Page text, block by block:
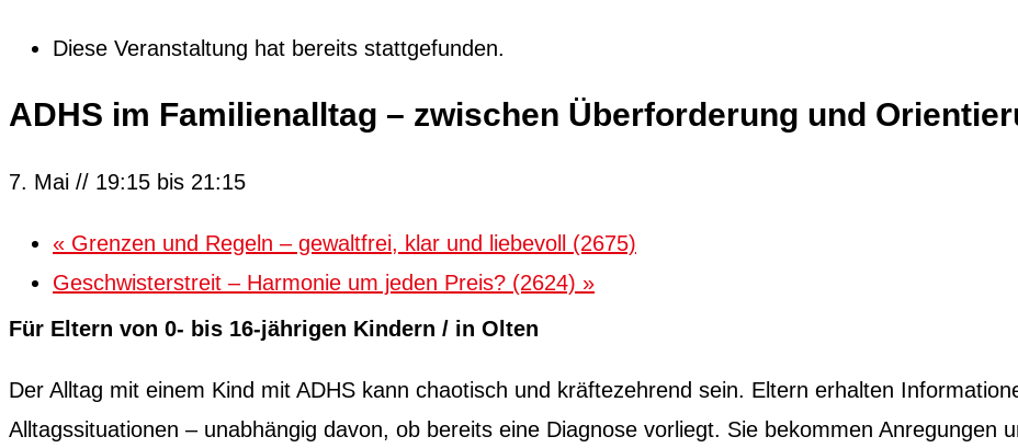
Diese Veranstaltung hat bereits stattgefunden.
ADHS im Familienalltag – zwischen Überforderung und
7. Mai // 19:15 bis 21:15
« Grenzen und Regeln – gewaltfrei, klar und liebevoll (2675)
Geschwisterstreit – Harmonie um jeden Preis? (2624) »
Für Eltern von 0- bis 16-jähri­gen Kindern / in Olten
Der All­t­ag mit einem Kind mit ADHS kann chao­tisch und kräftezehrend sein. Eltern erhal­ten
All­t­agssi­t­u­a­tio­nen – unab­hängig davon, ob bere­its eine Diag­nose vor­liegt. Sie bekom­men Anre­gun­gen